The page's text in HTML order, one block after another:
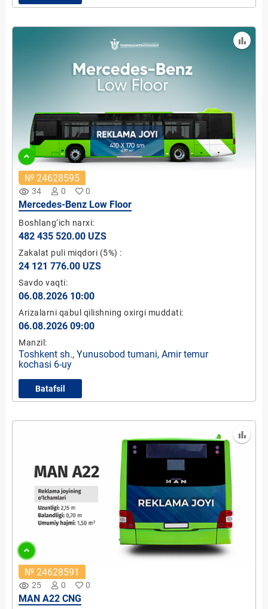
remove_red_eye 34 0 0
№ 24628595
Mercedes-Benz Low Floor
Boshlang‘ich narxi:
482 435 520.00 UZS
Zakalat puli miqdori (5%) :
24 121 776.00 UZS
Savdo vaqti:
06.08.2026 10:00
Arizalarni qabul qilishning oxirgi muddati:
06.08.2026 09:00
Manzil:
Toshkent sh., Yunusobod tumani, Amir temur
kochasi 6-uy
Batafsil
remove_red_eye 25 0 0
№ 24628591
MAN A22 CNG